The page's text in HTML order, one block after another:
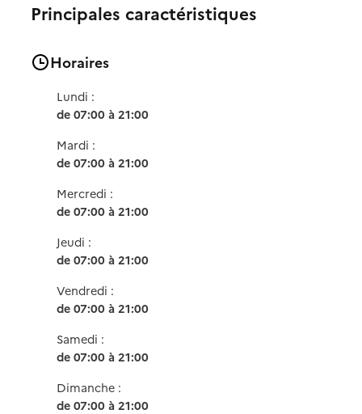
Principales caractéristiques
Horaires
Lundi :
de 07:00 à 21:00
Mardi :
de 07:00 à 21:00
Mercredi :
de 07:00 à 21:00
Jeudi :
de 07:00 à 21:00
Vendredi :
de 07:00 à 21:00
Samedi :
de 07:00 à 21:00
Dimanche :
de 07:00 à 21:00